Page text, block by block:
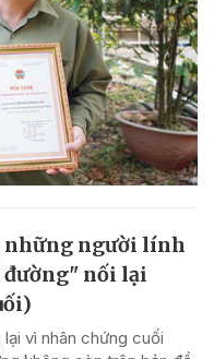
những người lính
đường" nối lại
vì nhân chứng cuối